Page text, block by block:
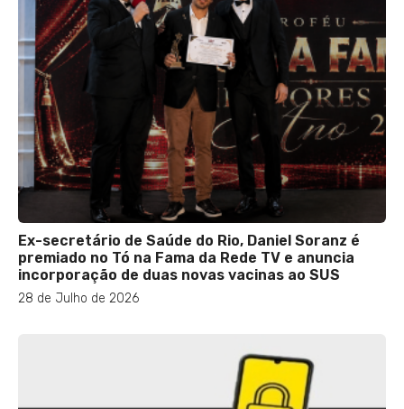
Ex-secretário de Saúde do Rio, Daniel Soranz é
premiado no Tó na Fama da Rede TV e anuncia
incorporação de duas novas vacinas ao SUS
28 de Julho de 2026